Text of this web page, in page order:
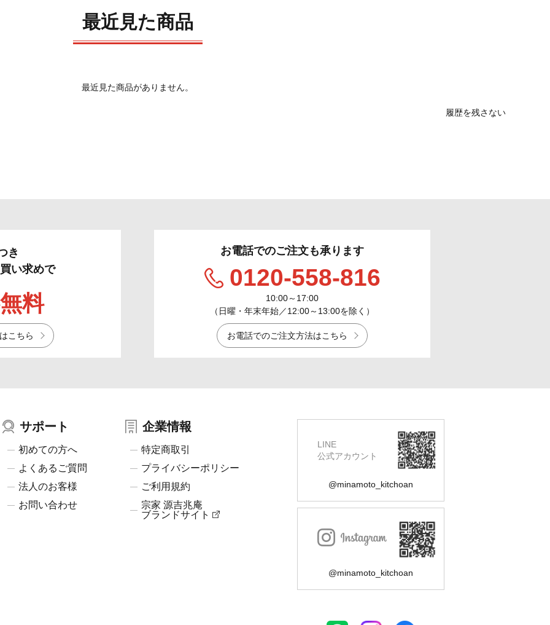
最近見た商品
最近見た商品がありません。
履歴を残さない
き
い求めで
料
こちら
お電話でのご注文も承ります
0120-558-816
10:00～17:00
（日曜・年末年始／12:00～13:00を除く）
お電話でのご注文方法はこちら
サポート
初めての方へ
よくあるご質問
法人のお客様
お問い合わせ
企業情報
特定商取引
プライバシーポリシー
ご利用規約
宗家 源吉兆庵
ブランドサイト
LINE
公式アカウント
@minamoto_kitchoan
@minamoto_kitchoan